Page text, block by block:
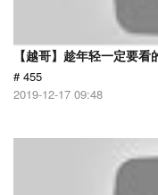
【越哥】趁年轻一定要
# 455
2019-12-17 09:48